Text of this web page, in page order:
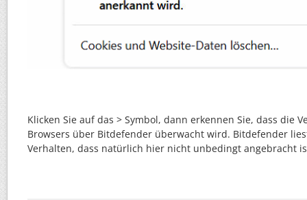
Klicken Sie auf das > Symbol, dann erkennen Sie, dass die
Browsers über Bitdefender überwacht wird. Bitdefender
Verhalten, dass natürlich hier nicht unbedingt angebracht